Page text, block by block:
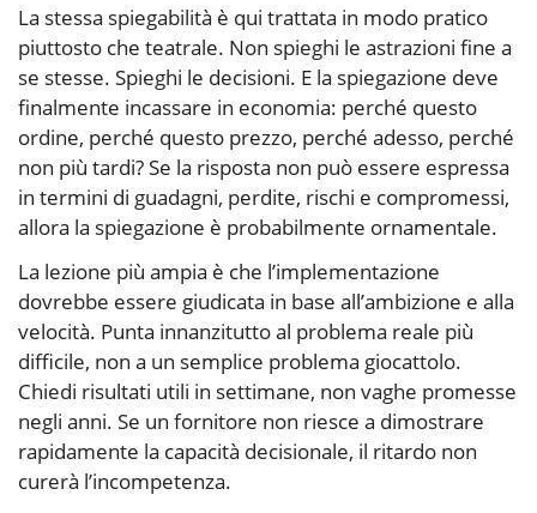
La stessa spiegabilità è qui trattata in modo pratico
piuttosto che teatrale. Non spieghi le astrazioni fine a
se stesse. Spieghi le decisioni. E la spiegazione deve
finalmente incassare in economia: perché questo
ordine, perché questo prezzo, perché adesso, perché
non più tardi? Se la risposta non può essere espressa
in termini di guadagni, perdite, rischi e compromessi,
allora la spiegazione è probabilmente ornamentale.
La lezione più ampia è che l’implementazione
dovrebbe essere giudicata in base all’ambizione e alla
velocità. Punta innanzitutto al problema reale più
difficile, non a un semplice problema giocattolo.
Chiedi risultati utili in settimane, non vaghe promesse
negli anni. Se un fornitore non riesce a dimostrare
rapidamente la capacità decisionale, il ritardo non
curerà l’incompetenza.